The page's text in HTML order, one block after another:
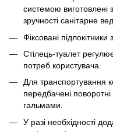
системою виготовлені
зручності санітарне
Фіксовані
Стілець-туалет
потреб користувача.
Для транспортування
передбачені
гальмами.
У разі необхідності